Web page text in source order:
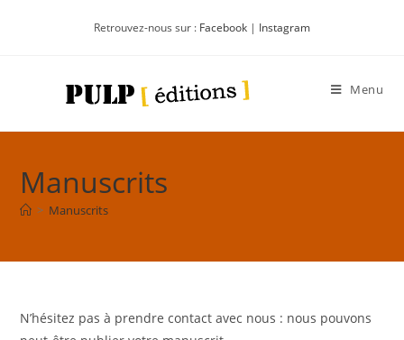
Retrouvez-nous sur : Facebook | Instagram
Menu
Manuscrits
> Manuscrits
N’hésitez pas à prendre contact avec nous : nous pouvons